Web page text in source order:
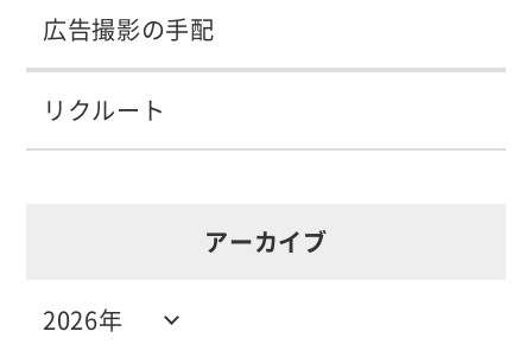
広告撮影の手配
リクルート
アーカイブ
2026年